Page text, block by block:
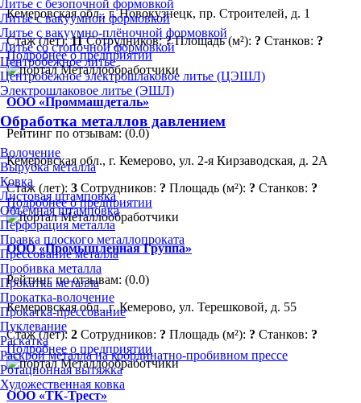
Литье с безопочной формовкой
Литье с вакуумной формовкой
Литье с вакуумно-плёночной формовкой
Литье со стопочной формовкой
Центробежное литье
Центробежное электрошлаковое литье (ЦЭШЛ)
Электрошлаковое литье (ЭШЛ)
Обработка металлов давлением
Волочение
Вырубка металла
Ковка
Листовая штамповка
Объёмная штамповка
Перфорация металла
Правка плоского металлопроката
Прессование металла
Пробивка металла
Прокатка металла
Прокатка-волочение
Прокатка-прессование
Пуклевание
Раскатка
Раскрой металла на координатно-пробивном прессе
Ротационная вытяжка
Художественная ковка
Кемеровская обл., г. Новокузнецк, пр. Строителей, д. 1
Стаж (лет):11 Сотрудников:? Площадь (м²): ? Станков: ?
Подробнее о предприятии
ООО «Проммашдеталь»
Рейтинг по отзывам: (0.0)
Кемеровская обл., г. Кемерово, ул. 2-я Кирзаводская, д. 2А
Стаж (лет): 3 Сотрудников: ? Площадь (м²): ? Станков: ?
Подробнее о предприятии
ООО «Промышленная Группа»
Рейтинг по отзывам: (0.0)
Кемеровская обл., г. Кемерово, ул. Терешковой, д. 55
Стаж (лет): 2 Сотрудников: ? Площадь (м²): ? Станков: ?
Подробнее о предприятии
ООО «ТК-Трест»